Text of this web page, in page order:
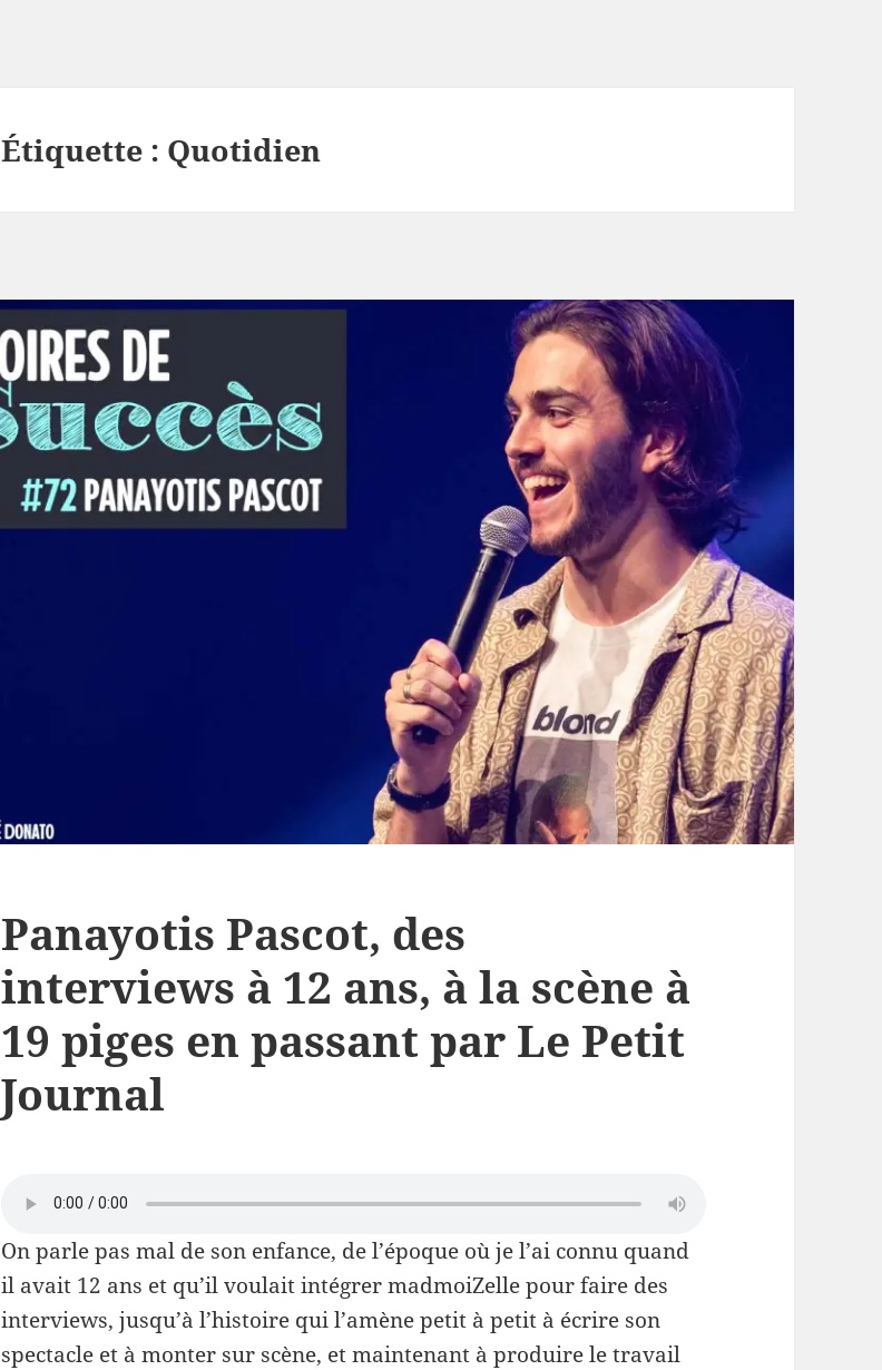
Étiquette : Quotidien
Panayotis Pascot, des
interviews à 12 ans, à la scène à
19 piges en passant par Le Petit
Journal
On parle pas mal de son enfance, de l’époque où je l’ai connu quand
il avait 12 ans et qu’il voulait intégrer madmoiZelle pour faire des
interviews, jusqu’à l’histoire qui l’amène petit à petit à écrire son
spectacle et à monter sur scène, et maintenant à produire le travail